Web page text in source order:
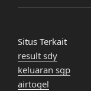
Situs Terkait
result sdy
keluaran sgp
airtogel